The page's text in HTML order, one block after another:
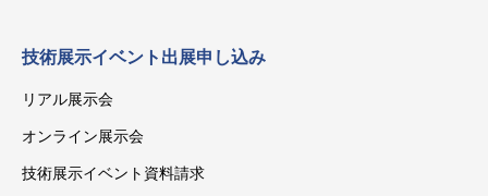
技術展示イベント出展申し込み
リアル展示会
オンライン展示会
技術展示イベント資料請求